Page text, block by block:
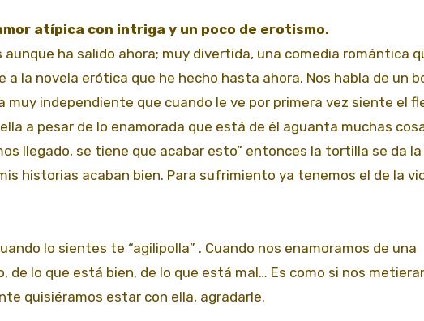
atípica con intriga y un poco de erotismo.
aunque ha salido ahora; muy divertida, una comedia romántica
la novela erótica que he hecho hasta ahora. Nos habla de un
independiente que cuando le ve por primera vez siente el
a pesar de lo enamorada que está de él aguanta muchas
llegado, se tiene que acabar esto” entonces la tortilla se da
historias acaban bien. Para sufrimiento ya tenemos el de la
lo sientes te “agilipolla” . Cuando nos enamoramos de una
de lo que está bien, de lo que está mal… Es como si nos
quisiéramos estar con ella, agradarle.